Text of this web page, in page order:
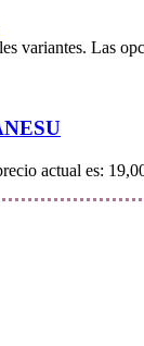
variantes. Las
actual es: